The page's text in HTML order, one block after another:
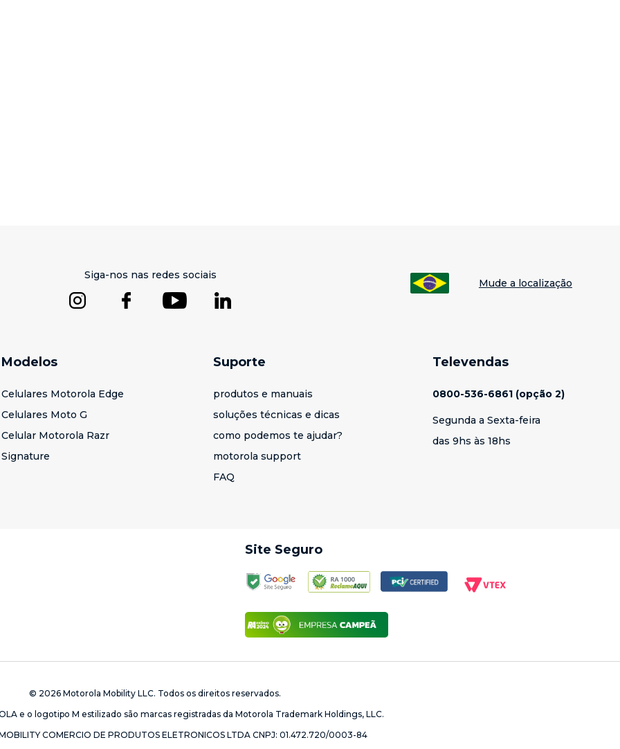
Siga-nos nas redes sociais
Mude a localização
Modelos
Celulares Motorola Edge
Celulares Moto G
Celular Motorola Razr
Signature
Suporte
produtos e manuais
soluções técnicas e dicas
como podemos te ajudar?
motorola support
FAQ
Televendas
0800-536-6861 (opção 2)
Segunda a Sexta-feira
das 9hs às 18hs
Site Seguro
© 2026 Motorola Mobility LLC. Todos os direitos reservados.
e o logotipo M estilizado são marcas registradas da Motorola Trademark Holdings, LLC.
COMERCIO DE PRODUTOS ELETRONICOS LTDA CNPJ: 01.472.720/0003-84